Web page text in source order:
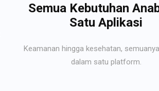
Semua Kebutuhan
Satu Aplikasi
Keamanan hingga kesehatan,
dalam satu platform.